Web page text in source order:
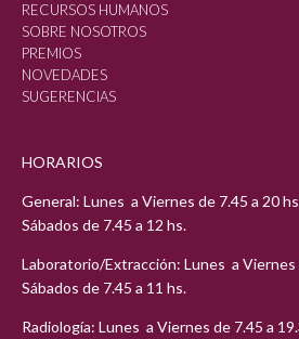
RECURSOS HUMANOS
SOBRE NOSOTROS
PREMIOS
NOVEDADES
SUGERENCIAS
HORARIOS
General: Lunes a Viernes de 7.45 a 20
Sábados de 7.45 a 12 hs.
Laboratorio/Extracción: Lunes a Viernes
Sábados de 7.45 a 11 hs.
Radiología: Lunes a Viernes de 7.45 a